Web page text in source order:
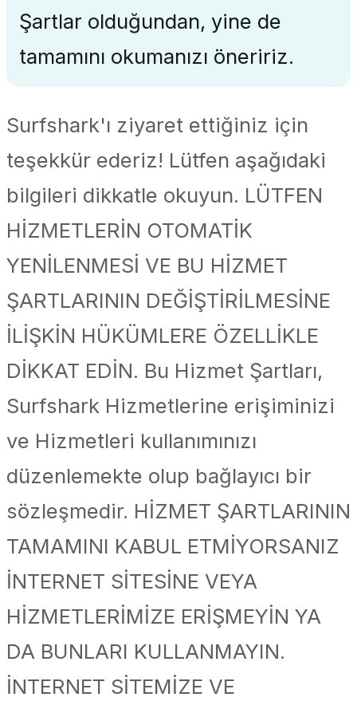
Şartlar olduğundan, yine de
tamamını okumanızı öneririz.
Surfshark'ı ziyaret ettiğiniz için
teşekkür ederiz! Lütfen aşağıdaki
bilgileri dikkatle okuyun. LÜTFEN
HİZMETLERİN OTOMATİK
YENİLENMESİ VE BU HİZMET
ŞARTLARININ DEĞİŞTİRİLMESİNE
İLİŞKİN HÜKÜMLERE ÖZELLİKLE
DİKKAT EDİN. Bu Hizmet Şartları,
Surfshark Hizmetlerine erişiminizi
ve Hizmetleri kullanımınızı
düzenlemekte olup bağlayıcı bir
sözleşmedir. HİZMET ŞARTLARININ
TAMAMINI KABUL ETMİYORSANIZ
İNTERNET SİTESİNE VEYA
HİZMETLERİMİZE ERİŞMEYİN YA
DA BUNLARI KULLANMAYIN.
İNTERNET SİTEMİZE VE